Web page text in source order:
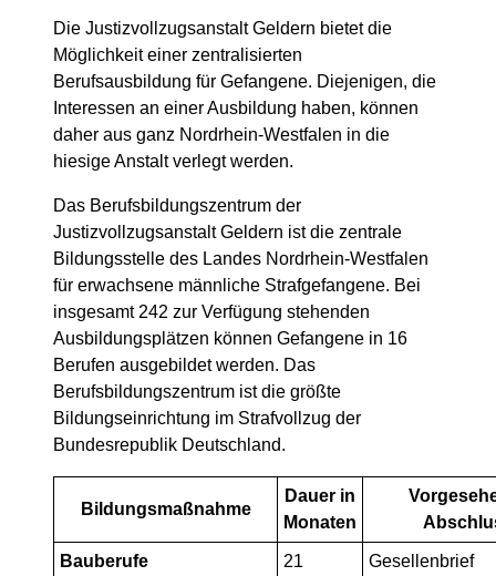
Die Justizvollzugsanstalt Geldern bietet die
Möglichkeit einer zentralisierten
Berufsausbildung für Gefangene. Diejenigen, die
Interessen an einer Ausbildung haben, können
daher aus ganz Nordrhein-Westfalen in die
hiesige Anstalt verlegt werden.
Das Berufsbildungszentrum der
Justizvollzugsanstalt Geldern ist die zentrale
Bildungsstelle des Landes Nordrhein-Westfalen
für erwachsene männliche Strafgefangene. Bei
insgesamt 242 zur Verfügung stehenden
Ausbildungsplätzen können Gefangene in 16
Berufen ausgebildet werden. Das
Berufsbildungszentrum ist die größte
Bildungseinrichtung im Strafvollzug der
Bundesrepublik Deutschland.
Bildungsmaßnahme
Dauer in
Monaten
Bauberufe
21
Gesellenbrief